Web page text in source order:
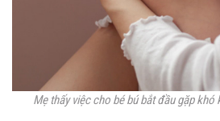
Mẹ thấy việc cho bé bú bắt đầu gặp